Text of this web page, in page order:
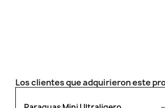
Los clientes que adquirieron este